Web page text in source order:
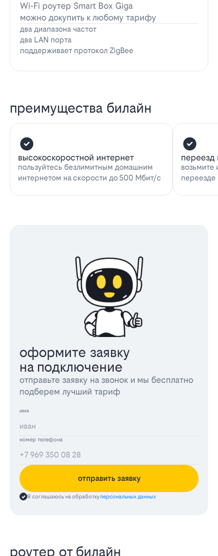
Wi-Fi роутер Smart Box Giga
можно докупить к любому тарифу
два диапазона частот
два LAN порта
поддерживает протокол ZigBee
преимущества билайн
высокоскоростной интернет
пользуйтесь безлимитным домашним
интернетом на скорости до 500 Мбит/с
переезд
возьмите
переезде
оформите заявку
на подключение
отправьте заявку на звонок и мы бесплатно
подберем лучший тариф
имя
номер телефона
отправить заявку
Я соглашаюсь на обработкуперсональных данных
роутер от билайн